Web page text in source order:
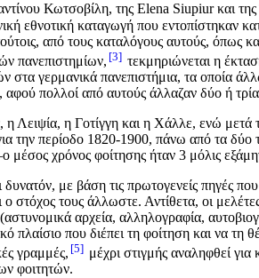
Κωτσοβίλη, της Elena Siupiur και
εθνοτική καταγωγή που εντοπίστηκαν
από τους καταλόγους αυτούς, όπως
πανεπιστημίων, 3
τεκμηριώνεται η
γερμανικά πανεπιστήμια, τα οποία
αφού πολλοί από αυτούς άλλαζαν δύο ή
η Γοτίγγη και η Χάλλε, ενώ μετά
την περίοδο 1820-1900, πάνω από τα
χρόνος φοίτησης ήταν 3 μόλις
με βάση τις πρωτογενείς πηγές
στόχος τους άλλωστε. Αντίθετα, οι
αρχεία, αλληλογραφία,
πλαίσιο που διέπει τη φοίτηση και να τη
γραμμές, 5
μέχρι στιγμής αναληφθεί
φοιτητών.